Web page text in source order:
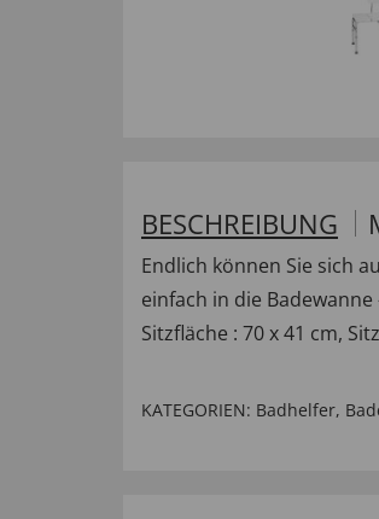
BESCHREIBUNG
Endlich können Sie sich
einfach in die
Sitzfläche : 70 x 41 cm,
KATEGORIEN: Badhelfer,